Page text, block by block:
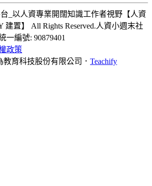
_以人資專業開闊知識工作者視野【人資
置】 All Rights Reserved.人資小週末社
一編號: 90879401
政策
教育科技股份有限公司． Teachify